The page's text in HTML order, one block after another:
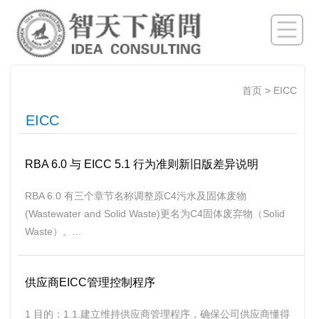
首页 > EICC
EICC
RBA 6.0 与 EICC 5.1 行为准则新旧版差异说明
RBA 6.0 有三个章节名称调整原C4污水及固体废物
(Wastewater and Solid Waste)更名为C4固体废弃物（Solid
Waste）。...
供应商EICC管理控制程序
1 目的：1.1.建立维持供应商管理程序，确保公司供应商懂得